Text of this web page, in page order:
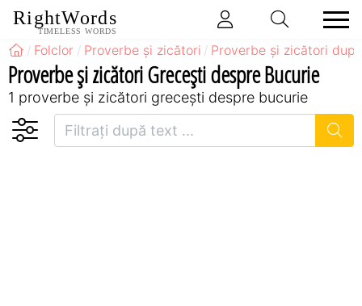
RightWords
TIMELESS WORDS
Folclor Proverbe și zicători Proverbe și zicători
Proverbe și zicători Greceşti despre Bucurie
1 proverbe și zicători greceşti despre bucurie